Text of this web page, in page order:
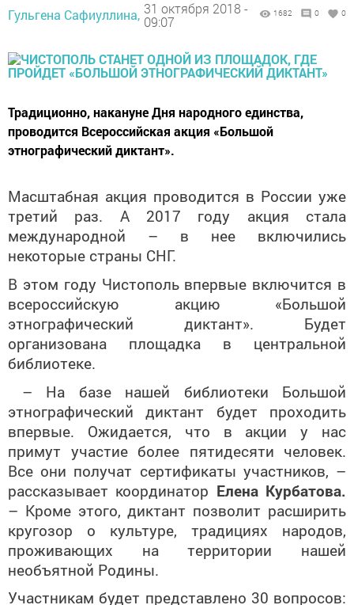
Гульгена Сафиуллина, 31 октября 2018 -
09:07
1682 0 0
Традиционно, накануне Дня народного единства,
проводится Всероссийская акция «Большой
этнографический диктант».
Масштабная акция проводится в России уже
третий раз. А 2017 году акция стала
международной – в нее включились
некоторые страны СНГ.
В этом году Чистополь впервые включится в
всероссийскую акцию «Большой
этнографический диктант». Будет
организована площадка в центральной
библиотеке.
– На базе нашей библиотеки Большой
этнографический диктант будет проходить
впервые. Ожидается, что в акции у нас
примут участие более пятидесяти человек.
Все они получат сертификаты участников, –
рассказывает координатор Елена Курбатова.
– Кроме этого, диктант позволит расширить
кругозор о культуре, традициях народов,
проживающих на территории нашей
необъятной Родины.
Участникам будет представлено 30 вопросов: